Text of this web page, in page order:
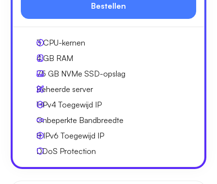
Bestellen
3CPU-kernen
4 GB RAM
75 GB NVMe SSD-opslag
Beheerde server
1 IPv4 Toegewijd IP
Onbeperkte Bandbreedte
8 IPv6 Toegewijd IP
DDoS Protection